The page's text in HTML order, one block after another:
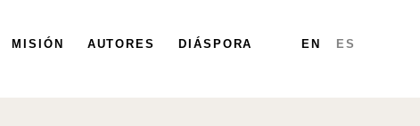
PARTICIPA DIÁSPORA MAPA INFORMES
MISIÓN AUTORES DIÁSPORA EN ES